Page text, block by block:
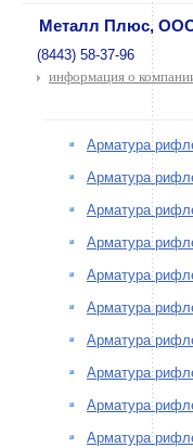
Металл Плюс,
(8443) 58-37-96
информация о
Арматура
Арматура
Арматура
Арматура
Арматура
Арматура
Арматура
Арматура
Арматура
Арматура